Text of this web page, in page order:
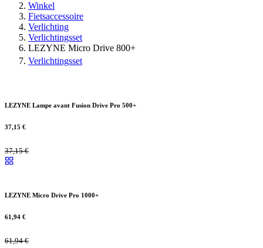
Winkel
Fietsaccessoire
Verlichting
Verlichtingsset
LEZYNE Micro Drive 800+
Verlichtingsset
LEZYNE Lampe avant Fusion Drive Pro 500+
37,15 €
37,15€
LEZYNE Micro Drive Pro 1000+
61,94 €
61,94€